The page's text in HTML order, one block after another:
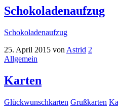
Schokoladenaufzug
Schokoladenaufzug
25. April 2015 von Astrid 2
Allgemein
Karten
Glückwunschkarten Grußkarten